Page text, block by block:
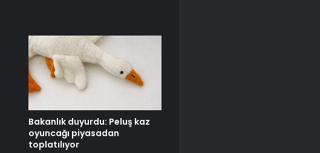
Bakanlık duyurdu: Peluş kaz
oyuncağı piyasadan
toplatılıyor